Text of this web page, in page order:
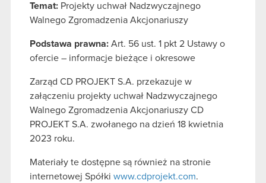
Temat: Projekty uchwał Nadzwyczajnego
Walnego Zgromadzenia Akcjonariuszy
Podstawa prawna: Art. 56 ust. 1 pkt 2 Ustawy o
ofercie – informacje bieżące i okresowe
Zarząd CD PROJEKT S.A. przekazuje w
załączeniu projekty uchwał Nadzwyczajnego
Walnego Zgromadzenia Akcjonariuszy CD
PROJEKT S.A. zwołanego na dzień 18 kwietnia
2023 roku.
Materiały te dostępne są również na stronie
internetowej Spółki www.cdprojekt.com.